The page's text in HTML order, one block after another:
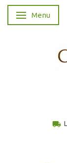
SkifteMenu
local_shipping